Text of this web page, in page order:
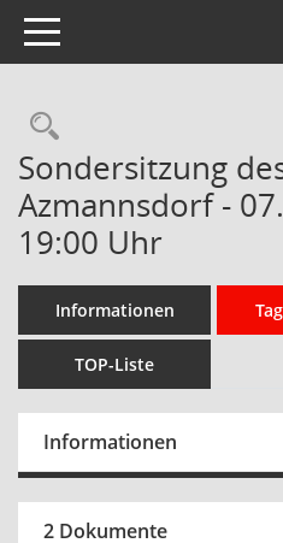
Toggle navigation
Sondersitzung
Azmannsdorf -
19:00 Uhr
Informationen
TOP-Liste
Informationen
2 Dokumente